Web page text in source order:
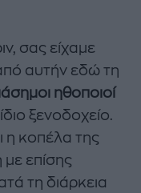
σας είχαμε
αυτήν εδώ τη
ηθοποιοί
ξενοδοχείο.
η κοπέλα της
επίσης
τη διάρκεια